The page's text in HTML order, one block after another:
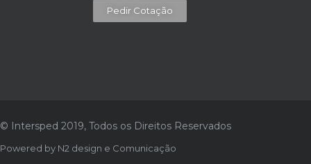
Pedir Cotação
© Intersped 2019, Todos os Direitos Reservados
Powered by N2 design e Comunicação